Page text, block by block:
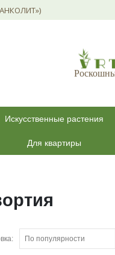
Искусственные растения
Для квартиры